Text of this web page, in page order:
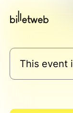
This event